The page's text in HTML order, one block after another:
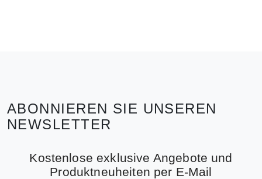
ABONNIEREN SIE UNSEREN
NEWSLETTER
Kostenlose exklusive Angebote und
Produktneuheiten per E-Mail